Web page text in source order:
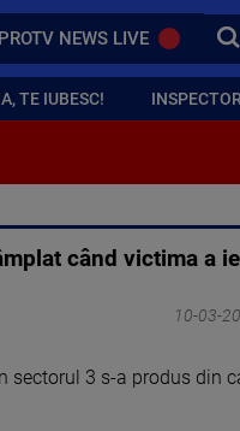
PROTV NEWS LIVE
TE IUBESC!
când victima a
10-03-
sectorul 3 s-a produs din